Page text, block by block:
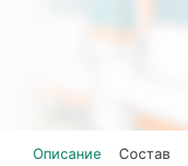
Описание Состав